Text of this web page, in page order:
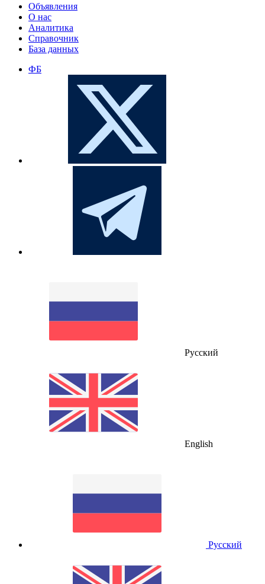
Объявления
О нас
Аналитика
Справочник
База данных
ФБ
Русский
English
Русский